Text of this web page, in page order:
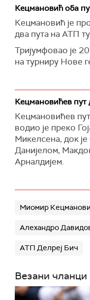
Кецмановић оба
Кецмановић је
два пута на АТП
Тријумфовао је
на турниру Нове
Кецмановићев
Кецмановићев
водио је преко
Микелсена, док
Данијелом,
Арналдијем.
Миомир
Алехандро
АТП Делреј Бич
Везани чланци